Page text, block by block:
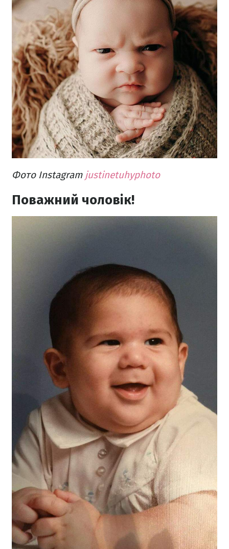
Фото Instagram justinetuhyphoto
Поважний чоловік!